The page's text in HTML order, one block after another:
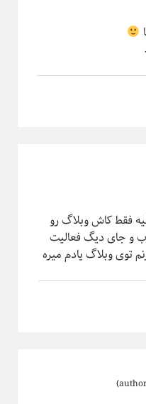
فقط کاش وبلاگ رو
و جای دیگ فعالیت
توی وبلاگ یادم میره